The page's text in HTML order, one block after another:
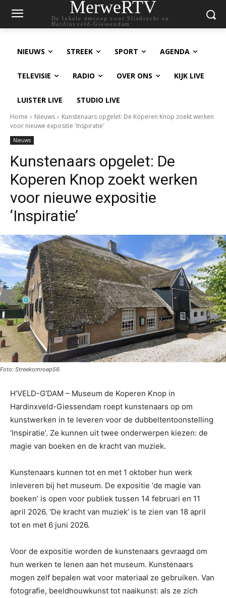
MerweRTV
De lokale omroep voor Sliedrecht en
Hardinxveld-Giessendam
NIEUWS STREEK SPORT AGENDA
TELEVISIE RADIO OVER ONS KIJK LIVE
LUISTER LIVE STUDIO LIVE
Home Nieuws
Kunstenaars opgelet: De Koperen Knop zoekt werken
voor nieuwe expositie 'Inspiratie'
Nieuws
Kunstenaars opgelet: De
Koperen Knop zoekt werken
voor nieuwe expositie
‘Inspiratie’
Foto: Streekomroep56.
H’VELD-G’DAM – Museum de Koperen Knop in
Hardinxveld-Giessendam roept kunstenaars op om
kunstwerken in te leveren voor de dubbeltentoonstelling
‘Inspiratie’. Ze kunnen uit twee onderwerpen kiezen: de
magie van boeken en de kracht van muziek.
Kunstenaars kunnen tot en met 1 oktober hun werk
inleveren bij het museum. De expositie ‘de magie van
boeken’ is open voor publiek tussen 14 februari en 11
april 2026. ‘De kracht van muziek’ is te zien van 18 april
tot en met 6 juni 2026.
Voor de expositie worden de kunstenaars gevraagd om
hun werken te lenen aan het museum. Kunstenaars
mogen zelf bepalen wat voor materiaal ze gebruiken. Van
fotografie, beeldhouwkunst tot naaikunst: als ze zich